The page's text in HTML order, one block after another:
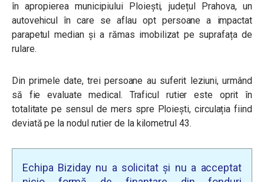
în apropierea municipiului Ploiești, județul Prahova, un
autovehicul în care se aflau opt persoane a impactat
parapetul median și a rămas imobilizat pe suprafața de
rulare.
Din primele date, trei persoane au suferit leziuni, urmând
să fie evaluate medical. Traficul rutier este oprit în
totalitate pe sensul de mers spre Ploiești, circulația fiind
deviată pe la nodul rutier de la kilometrul 43.
Echipa Biziday nu a solicitat și nu a acceptat